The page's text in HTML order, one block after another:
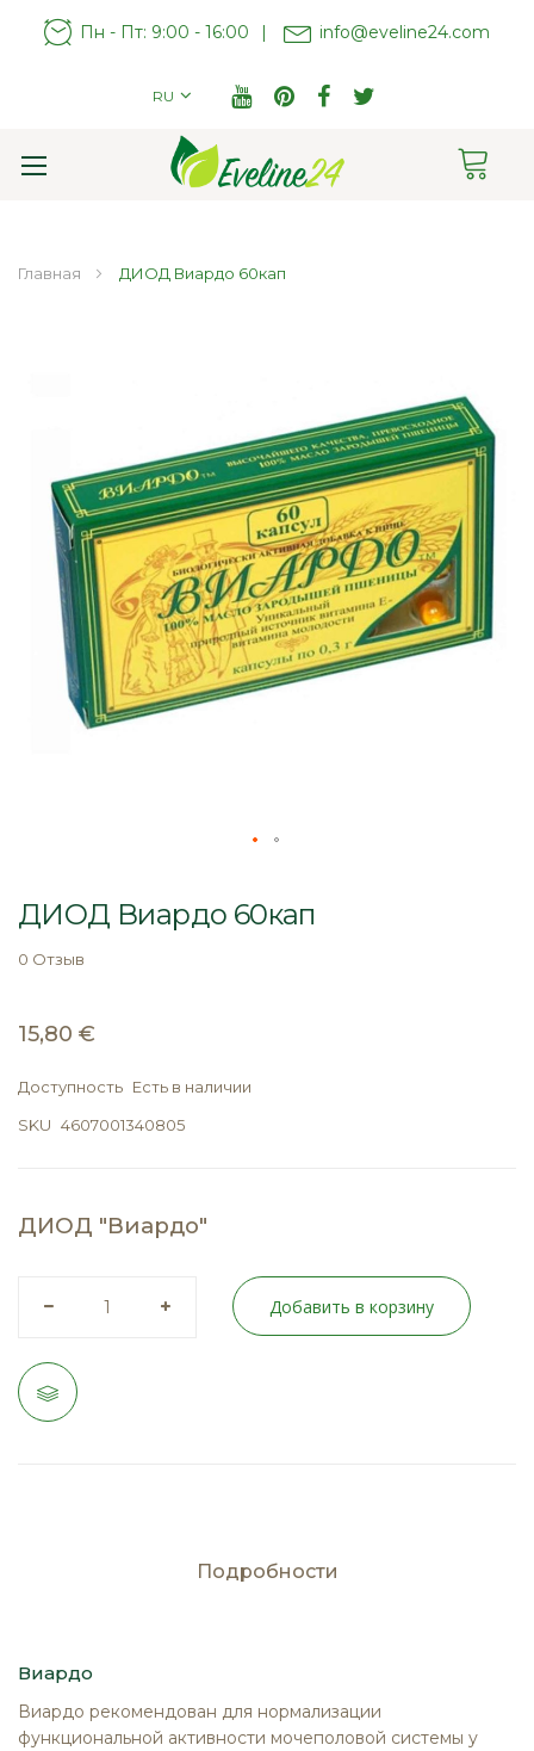
Пн - Пт: 9:00 - 16:00 | info@eveline24.com
RU
Главная ДИОД Виардо 60кап
началу
галереи
ДИОД Виардо 60кап
0 Отзыв
15,80 €
Доступность Есть в наличии
SKU 4607001340805
ДИОД "Виардо"
Добавить в корзину
Подробности
Виардо
Виардо рекомендован для нормализации
функциональной активности мочеполовой системы у